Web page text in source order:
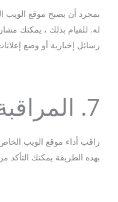
بمجرد أن يصبح موقع الويب
له. للقيام بذلك ، يمكنك
رسائل إخبارية أو وضع
7. المراقبة والتحسين.
راقب أداء موقع الويب
بهذه الطريقة يمكنك